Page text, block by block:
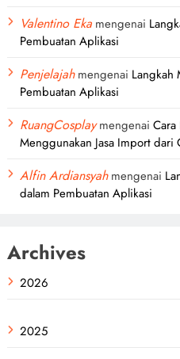
Valentino Eka mengenai
Pembuatan Aplikasi
Penjelajahmengenai Langkah
Pembuatan Aplikasi
RuangCosplaymengenai Cara
Menggunakan Jasa Import dari
Alfin Ardiansyahmengenai
dalam Pembuatan Aplikasi
Archives
2026
2025